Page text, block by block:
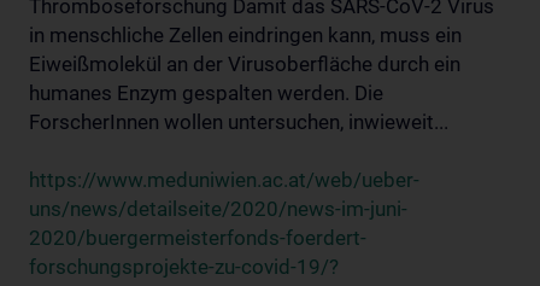
Thromboseforschung Damit das SARS-CoV-2 Virus
in menschliche Zellen eindringen kann, muss ein
Eiweißmolekül an der Virusoberfläche durch ein
humanes Enzym gespalten werden. Die
ForscherInnen wollen untersuchen, inwieweit...
https://www.meduniwien.ac.at/web/ueber-
uns/news/detailseite/2020/news-im-juni-
2020/buergermeisterfonds-foerdert-
forschungsprojekte-zu-covid-19/?